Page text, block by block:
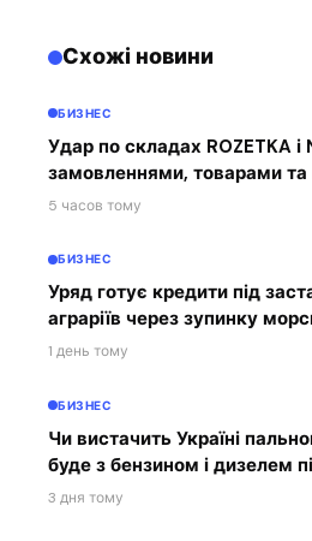
Схожі новини
БИЗНЕС
Удар по складах ROZETKA і
замовленнями, товарами та
5 часов тому
БИЗНЕС
Уряд готує кредити під
аграріїв через зупинку
1 день тому
БИЗНЕС
Чи вистачить Україні
буде з бензином і дизелем
3 дня тому